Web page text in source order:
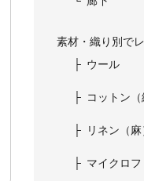
素材・織り別で
ウール
コットン（
リネン（麻
マイクロ